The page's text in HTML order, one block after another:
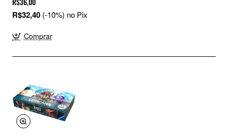
R$32,40 (-10%) no Pix
Comprar